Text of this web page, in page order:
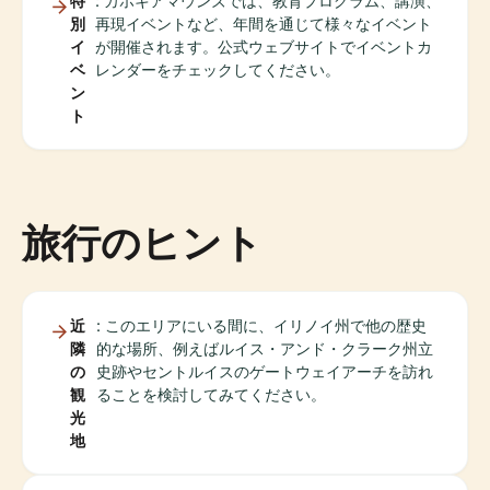
別
イ
ベ
ン
ト
再現イベントなど、年間を通じて様々なイベント
が開催されます。公式ウェブサイトでイベントカ
レンダーをチェックしてください。
旅行のヒント
近
隣
の
観
光
地
: このエリアにいる間に、イリノイ州で他の歴史
的な場所、例えばルイス・アンド・クラーク州立
史跡やセントルイスのゲートウェイアーチを訪れ
ることを検討してみてください。